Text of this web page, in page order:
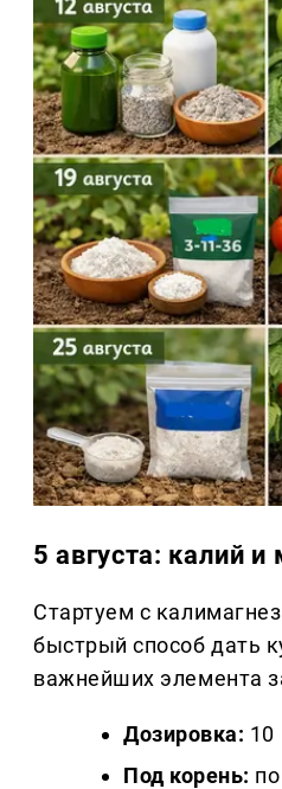
5 августа: калий и
Стартуем с
быстрый способ дать
важнейших элемента
Дозировка: 10
Под корень: